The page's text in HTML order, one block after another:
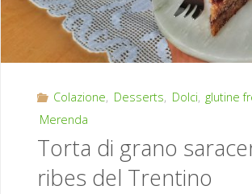
cioccolato"
Colazione, Desserts, Dolci, glutine
Merenda
Torta di grano
ribes del Trentino